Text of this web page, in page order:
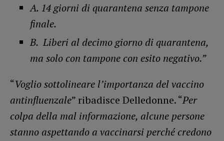
A. 14 giorni di quarantena senza tampone
finale.
B. Liberi al decimo giorno di quarantena,
ma solo con tampone con esito negativo.”
“Voglio sottolineare l’importanza del vaccino
antinfluenzale” ribadisce Delledonne. “Per
colpa della mal informazione, alcune persone
stanno aspettando a vaccinarsi perché credono